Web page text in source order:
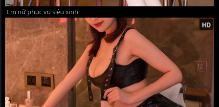
Em nữ phục vụ siêu xinh